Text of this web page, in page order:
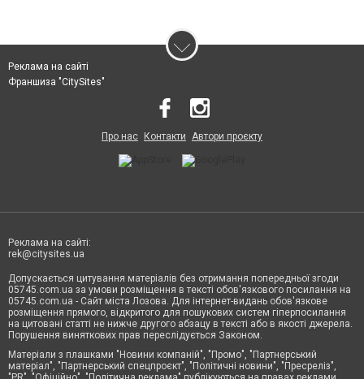
Реклама на сайті
Франшиза "CitySites"
Про нас Контакти Автори проєкту
Реклама на сайті:
rek@citysites.ua
Допускається цитування матеріалів без отримання попередньої згоди
05745.com.ua за умови розміщення в тексті обов'язкового посилання на
05745.com.ua - Сайт міста Лозова. Для інтернет-видань обов'язкове
розміщення прямого, відкритого для пошукових систем гіперпосилання
на цитовані статті не нижче другого абзацу в тексті або в якості джерела.
Порушення виняткових прав переслідується Законом.
Матеріали з плашками "Новини компаній", "Промо", "Партнерський
матеріал", "Партнерський спецпроєкт", "Політичні новини", "Пресреліз",